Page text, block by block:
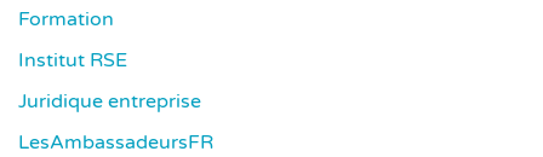
Formation
Institut RSE
Juridique entreprise
LesAmbassadeursFR